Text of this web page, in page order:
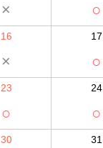
× ○
16
×
17
○
23
○
24
○
30 31